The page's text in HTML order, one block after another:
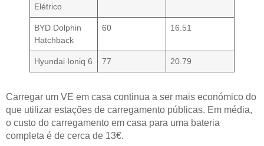
Elétrico
BYD Dolphin
Hatchback
60 16.51
Hyundai Ioniq 6 77 20.79
Carregar um VE em casa continua a ser mais económico do
que utilizar estações de carregamento públicas. Em média,
o custo do carregamento em casa para uma bateria
completa é de cerca de 13€.